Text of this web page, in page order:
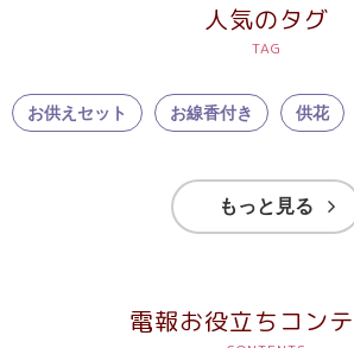
人気のタグ
お供えセット お線香付き 供花
もっと見る
電報お役立ちコン